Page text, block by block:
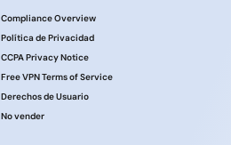
Compliance Overview
Política de Privacidad
CCPA Privacy Notice
Free VPN Terms of Service
Derechos de Usuario
No vender